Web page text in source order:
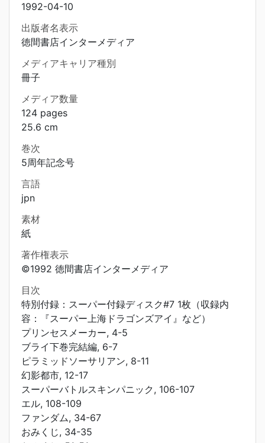
1992-04-10
出版者名表示
徳間書店インターメディア
メディアキャリア種別
冊子
メディア数量
124 pages
25.6 cm
巻次
5周年記念号
言語
jpn
素材
紙
著作権表示
©1992 徳間書店インターメディア
目次
特別付録：スーパー付録ディスク#7 1枚（収録内
容：『スーパー上海ドラゴンズアイ』など）
プリンセスメーカー, 4-5
ブライ下巻完結編, 6-7
ピラミッドソーサリアン, 8-11
幻影都市, 12-17
スーパーバトルスキンパニック, 106-107
エル, 108-109
ファンダム, 34-67
おみくじ, 34-35